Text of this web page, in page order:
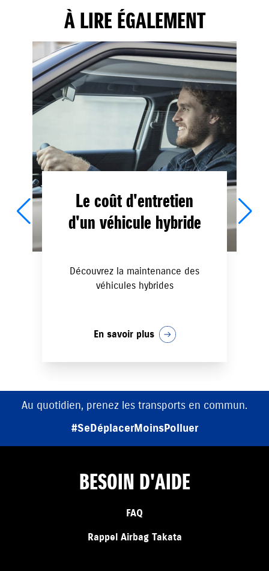
À LIRE ÉGALEMENT
Le coût d'entretien
d'un véhicule hybride
Découvrez la maintenance des
véhicules hybrides
En savoir plus
Au quotidien, prenez les transports en commun.
#SeDéplacerMoinsPolluer
BESOIN D'AIDE
FAQ
Rappel Airbag Takata